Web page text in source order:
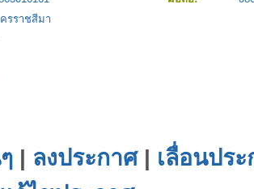
รราชสีมา
| ลงประกาศ| เลื่อนปร